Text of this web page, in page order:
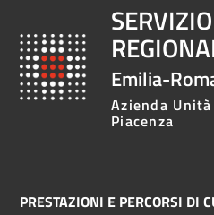
Emilia-
Azienda
Piacenza
PRESTAZIONI E PERCORSI DI